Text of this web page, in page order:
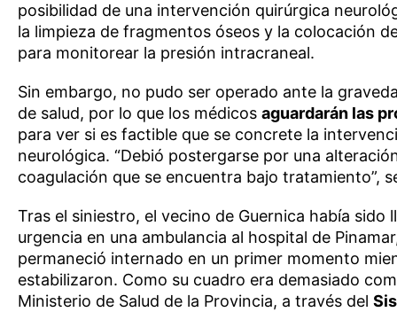
posibilidad de una intervención quirúrgica
la limpieza de fragmentos óseos y la colocación
para monitorear la presión intracraneal.
Sin embargo, no pudo ser operado ante la
de salud, por lo que los médicos aguardarán las
para ver si es factible que se concrete la
neurológica. “Debió postergarse por una
coagulación que se encuentra bajo tratamiento”,
Tras el siniestro, el vecino de Guernica había sido
urgencia en una ambulancia al hospital de
permaneció internado en un primer momento
estabilizaron. Como su cuadro era demasiado
Ministerio de Salud de la Provincia, a través del